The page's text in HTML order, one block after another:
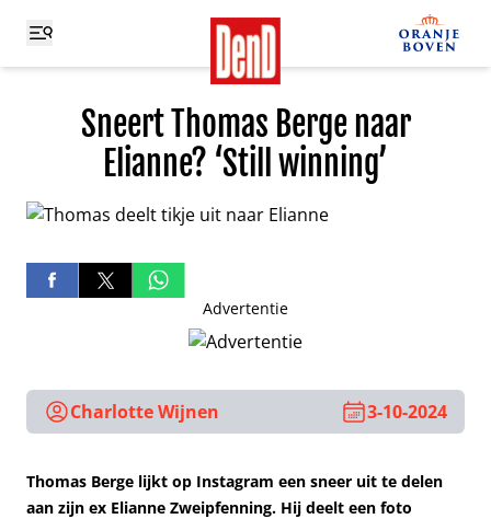
Sneert Thomas Berge naar
Elianne? ‘Still winning’
Advertentie
Charlotte Wijnen 3-10-2024
Thomas Berge lijkt op Instagram een sneer uit te delen
aan zijn ex Elianne Zweipfenning. Hij deelt een foto